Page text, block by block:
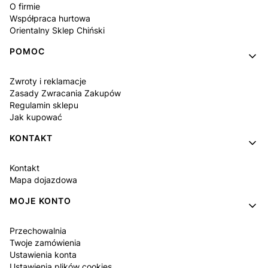
O firmie
Współpraca hurtowa
Orientalny Sklep Chiński
POMOC
Zwroty i reklamacje
Zasady Zwracania Zakupów
Regulamin sklepu
Jak kupować
KONTAKT
Kontakt
Mapa dojazdowa
MOJE KONTO
Przechowalnia
Twoje zamówienia
Ustawienia konta